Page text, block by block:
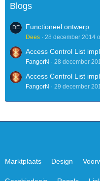
Blogs
Functioneel ontwerp
Dees 28 december 2014
Access Control List
FangorN 28 december
Access Control List
FangorN 29 december
Marktplaats Design